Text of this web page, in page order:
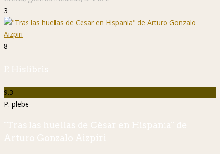
3
8
P. Hislibris
9.3
P. plebe
"Tras las huellas de César en Hispania" de
Arturo Gonzalo Aizpiri